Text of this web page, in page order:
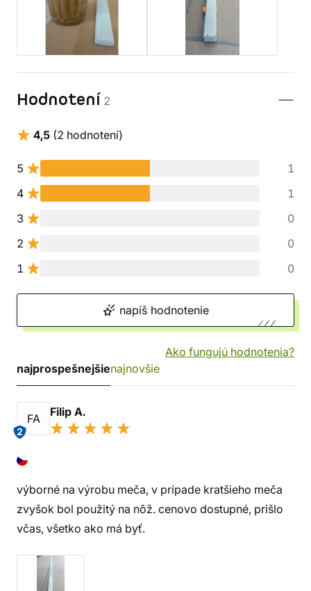
Hodnotení 2
4,5 (2 hodnotení)
5
1
4
1
3
0
2
0
1
0
napíš hodnotenie
Ako fungujú hodnotenia?
najprospešnejšienajnovšie
FA
2
Filip A.
výborné na výrobu meča, v prípade kratšieho meča
zvyšok bol použitý na nôž. cenovo dostupné, prišlo
včas, všetko ako má byť.